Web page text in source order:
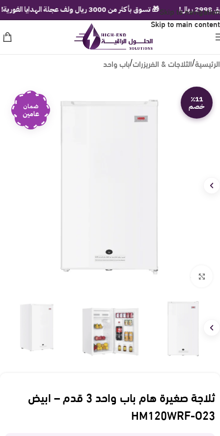
Skip to navigation
Skip to main content
الرئيسية/الثلاجات & الفريزرات/باب واحد
٪11
خصم ضمان
عامين
Click to enlarge
ثلاجة صغيرة هام باب واحد 3 قدم – ابيض
HM120WRF-O23
🎁 تسوق بأكثر من 3000 ريال ولف عجلة الهدايا الفورية!